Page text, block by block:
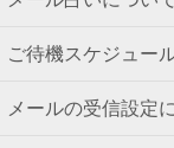
ご待機スケジュー
メールの受信設定